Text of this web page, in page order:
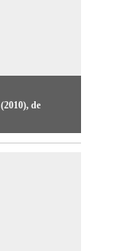
de
arte,
Caetano